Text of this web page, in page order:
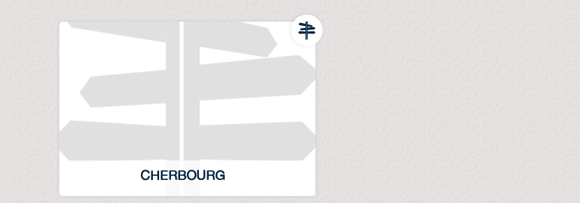
CHERBOURG